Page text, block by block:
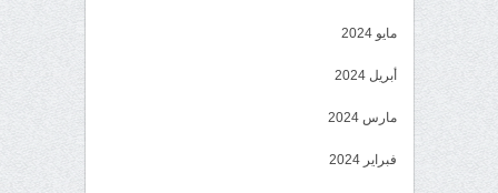
مايو 2024
أبريل 2024
مارس 2024
فبراير 2024